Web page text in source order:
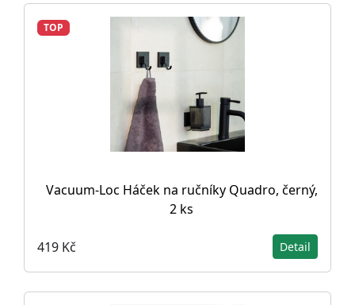
TOP
Vacuum-Loc Háček na ručníky Quadro, černý,
2 ks
419 Kč Detail